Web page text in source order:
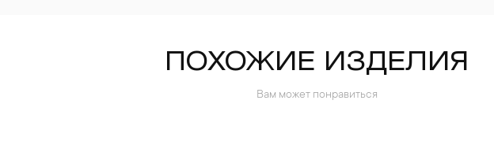
ПОХОЖИЕ ИЗДЕЛИЯ
Вам может понравиться